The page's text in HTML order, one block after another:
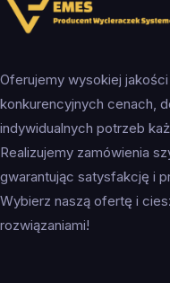
Oferujemy wysokiej
konkurencyjnych cenach,
indywidualnych potrzeb
Realizujemy zamówienia
gwarantując satysfakcję i
Wybierz naszą ofertę i
rozwiązaniami!